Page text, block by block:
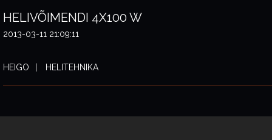
HELIVÕIMENDI 4X100 W
2013-03-11 21:09:11
HEIGO HELITEHNIKA